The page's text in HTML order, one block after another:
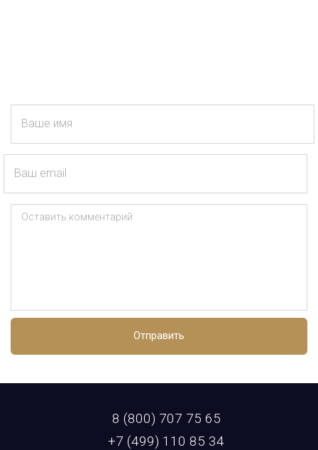
Ваше имя
Ваш email
Оставить комментарий
Отправить
8 (800) 707 75 65
+7 (499) 110 85 34